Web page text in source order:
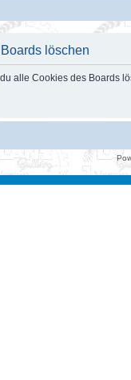
löschen
alle Cookies des Boards